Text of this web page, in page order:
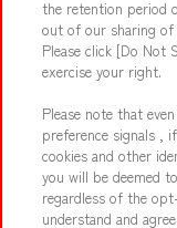
関連会社
プライバシーポリシ
お取引先さ
カスタマーハラスメン
the retention period
out of our sharing
Please click [Do Not
exercise your right.
Please note that
preference signals ,
cookies and other
you will be deemed
regardless of the
understand and